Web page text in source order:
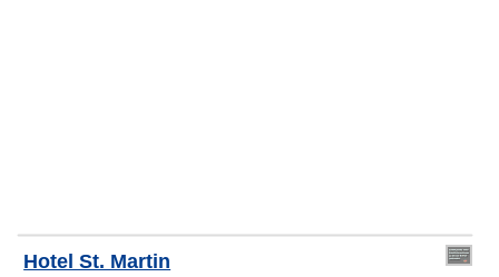
Hotel St. Martin